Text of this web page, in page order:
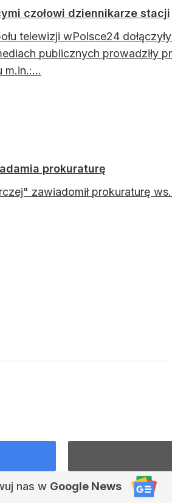
czołowi dziennikarze stacji
telewizji wPolsce24
publicznych prowadziły
m.in.:...
prokuraturę
zawiadomił prokuraturę
nas w Google News